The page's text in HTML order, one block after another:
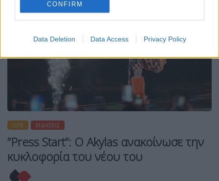
CONFIRM
Data Deletion Data Access Privacy Policy
LIFE ΕΙΔΉΣΕΙΣ
”Press Start”: Ο Akylas ανακοίνωσε την
κυκλοφορία του νέου του